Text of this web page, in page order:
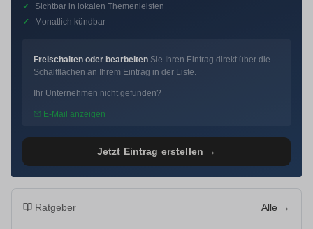
✓
Sichtbar in lokalen Themenleisten
✓
Monatlich kündbar
Freischalten oder bearbeiten Sie Ihren Eintrag direkt über die
Schaltflächen an Ihrem Eintrag in der Liste.
Ihr Unternehmen nicht gefunden?
E-Mail anzeigen
Jetzt Eintrag erstellen →
Ratgeber Alle →